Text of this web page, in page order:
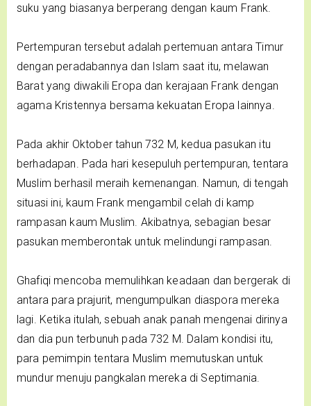
suku yang biasanya berperang dengan kaum Frank.
Pertempuran tersebut adalah pertemuan antara Timur
dengan peradabannya dan Islam saat itu, melawan
Barat yang diwakili Eropa dan kerajaan Frank dengan
agama Kristennya bersama kekuatan Eropa lainnya.
Pada akhir Oktober tahun 732 M, kedua pasukan itu
berhadapan. Pada hari kesepuluh pertempuran, tentara
Muslim berhasil meraih kemenangan. Namun, di tengah
situasi ini, kaum Frank mengambil celah di kamp
rampasan kaum Muslim. Akibatnya, sebagian besar
pasukan memberontak untuk melindungi rampasan.
Ghafiqi mencoba memulihkan keadaan dan bergerak di
antara para prajurit, mengumpulkan diaspora mereka
lagi. Ketika itulah, sebuah anak panah mengenai dirinya
dan dia pun terbunuh pada 732 M. Dalam kondisi itu,
para pemimpin tentara Muslim memutuskan untuk
mundur menuju pangkalan mereka di Septimania.